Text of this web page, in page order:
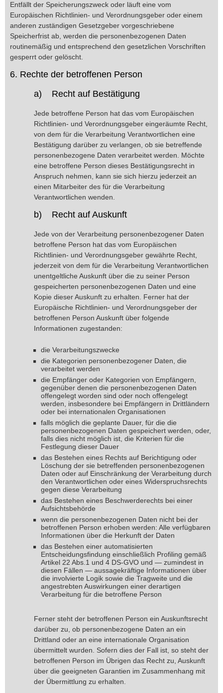
Entfällt der Speicherungszweck oder läuft eine vom
Europäischen Richtlinien- und Verordnungsgeber oder einem
anderen zuständigen Gesetzgeber vorgeschriebene
Speicherfrist ab, werden die personenbezogenen Daten
routinemäßig und entsprechend den gesetzlichen Vorschriften
gesperrt oder gelöscht.
6. Rechte der betroffenen Person
a) Recht auf Bestätigung
Jede betroffene Person hat das vom Europäischen
Richtlinien- und Verordnungsgeber eingeräumte Recht,
von dem für die Verarbeitung Verantwortlichen eine
Bestätigung darüber zu verlangen, ob sie betreffende
personenbezogene Daten verarbeitet werden. Möchte
eine betroffene Person dieses Bestätigungsrecht in
Anspruch nehmen, kann sie sich hierzu jederzeit an
einen Mitarbeiter des für die Verarbeitung
Verantwortlichen wenden.
b) Recht auf Auskunft
Jede von der Verarbeitung personenbezogener Daten
betroffene Person hat das vom Europäischen
Richtlinien- und Verordnungsgeber gewährte Recht,
jederzeit von dem für die Verarbeitung Verantwortlichen
unentgeltliche Auskunft über die zu seiner Person
gespeicherten personenbezogenen Daten und eine
Kopie dieser Auskunft zu erhalten. Ferner hat der
Europäische Richtlinien- und Verordnungsgeber der
betroffenen Person Auskunft über folgende
Informationen zugestanden:
die Verarbeitungszwecke
die Kategorien personenbezogener Daten, die
verarbeitet werden
die Empfänger oder Kategorien von Empfängern,
gegenüber denen die personenbezogenen Daten
offengelegt worden sind oder noch offengelegt
werden, insbesondere bei Empfängern in Drittländern
oder bei internationalen Organisationen
falls möglich die geplante Dauer, für die die
personenbezogenen Daten gespeichert werden, oder,
falls dies nicht möglich ist, die Kriterien für die
Festlegung dieser Dauer
das Bestehen eines Rechts auf Berichtigung oder
Löschung der sie betreffenden personenbezogenen
Daten oder auf Einschränkung der Verarbeitung durch
den Verantwortlichen oder eines Widerspruchsrechts
gegen diese Verarbeitung
das Bestehen eines Beschwerderechts bei einer
Aufsichtsbehörde
wenn die personenbezogenen Daten nicht bei der
betroffenen Person erhoben werden: Alle verfügbaren
Informationen über die Herkunft der Daten
das Bestehen einer automatisierten
Entscheidungsfindung einschließlich Profiling gemäß
Artikel 22 Abs.1 und 4 DS-GVO und — zumindest in
diesen Fällen — aussagekräftige Informationen über
die involvierte Logik sowie die Tragweite und die
angestrebten Auswirkungen einer derartigen
Verarbeitung für die betroffene Person
Ferner steht der betroffenen Person ein Auskunftsrecht
darüber zu, ob personenbezogene Daten an ein
Drittland oder an eine internationale Organisation
übermittelt wurden. Sofern dies der Fall ist, so steht der
betroffenen Person im Übrigen das Recht zu, Auskunft
über die geeigneten Garantien im Zusammenhang mit
der Übermittlung zu erhalten.